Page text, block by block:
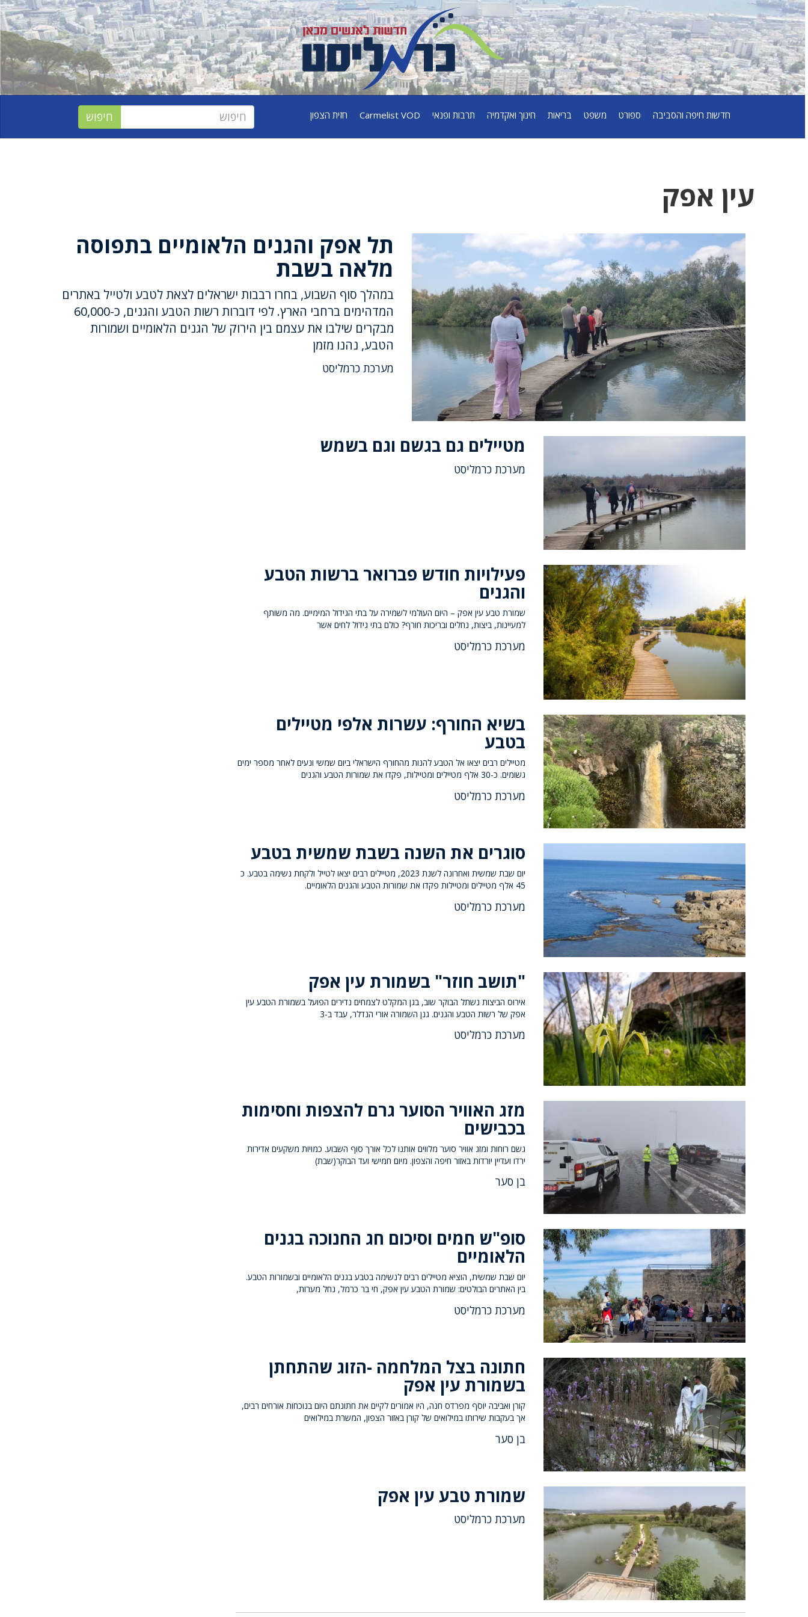
חדשות חיפה והסביבה ספורט משפט בריאות חינוך ואקדמיה תרבות ופנאי Carmelist VOD חזית הצפון
עין אפק
תל אפק והגנים הלאומיים בתפוסה
מלאה בשבת
במהלך סוף השבוע, בחרו רבבות ישראלים לצאת לטבע ולטייל באתרים
המדהימים ברחבי הארץ. לפי דוברות רשות הטבע והגנים, כ-60,000
מבקרים שילבו את עצמם בין הירוק של הגנים הלאומיים ושמורות
הטבע, נהנו מזמן
מערכת כרמליסט
מטיילים גם בגשם וגם בשמש
מערכת כרמליסט
פעילויות חודש פברואר ברשות הטבע
והגנים
שמורת טבע עין אפק – היום העולמי לשמירה על בתי הגידול המימיים. מה משותף
למעיינות, ביצות, נחלים ובריכות חורף? כולם בתי גידול לחים אשר
מערכת כרמליסט
בשיא החורף: עשרות אלפי מטיילים
בטבע
מטיילים רבים יצאו אל הטבע להנות מהחורף הישראלי ביום שמשי ונעים לאחר מספר ימים
גשומים. כ-30 אלף מטיילים ומטיילות, פקדו את שמורות הטבע והגנים
מערכת כרמליסט
סוגרים את השנה בשבת שמשית בטבע
יום שבת שמשית ואחרונה לשנת 2023, מטיילים רבים יצאו לטייל ולקחת נשימה בטבע. כ
45 אלף מטיילים ומטיילות פקדו את שמורות הטבע והגנים הלאומיים.
מערכת כרמליסט
"תושב חוזר" בשמורת עין אפק
אירוס הביצות נשתל הבוקר שוב, בגן המקלט לצמחים נדירים הפועל בשמורת הטבע עין
אפק של רשות הטבע והגנים. גנן השמורה אורי הנדלר, עבד ב-3
מערכת כרמליסט
מזג האוויר הסוער גרם להצפות וחסימות
בכבישים
גשם רוחות ומזג אוויר סוער מלווים אותנו לכל אורך סוף השבוע. כמויות משקעים אדירות
ירדו ועדיין יורדות באזור חיפה והצפון. מיום חמישי ועד הבוקר(שבת)
בן סער
סופ"ש חמים וסיכום חג החנוכה בגנים
הלאומיים
יום שבת שמשית, הוציא מטיילים רבים לנשימה בטבע בגנים הלאומיים ובשמורות הטבע.
בין האתרים הבולטים: שמורת הטבע עין אפק, חי בר כרמל, נחל מערות,
מערכת כרמליסט
חתונה בצל המלחמה -הזוג שהתחתן
בשמורת עין אפק
קורן ואביבה יוסף מפרדס חנה, היו אמורים לקיים את חתונתם היום בנוכחות אורחים רבים,
אך בעקבות שירותו במילואים של קורן באזור הצפון, המשרת במילואים
בן סער
שמורת טבע עין אפק
מערכת כרמליסט